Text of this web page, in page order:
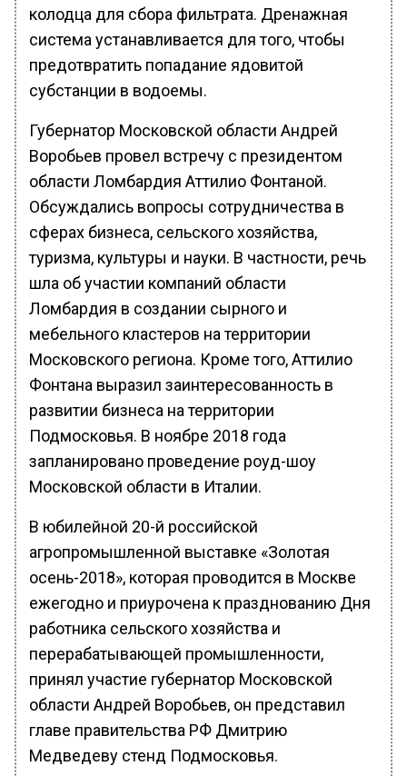
колодца для сбора фильтрата. Дренажная
система устанавливается для того, чтобы
предотвратить попадание ядовитой
субстанции в водоемы.
Губернатор Московской области Андрей
Воробьев провел встречу с президентом
области Ломбардия Аттилио Фонтаной.
Обсуждались вопросы сотрудничества в
сферах бизнеса, сельского хозяйства,
туризма, культуры и науки. В частности, речь
шла об участии компаний области
Ломбардия в создании сырного и
мебельного кластеров на территории
Московского региона. Кроме того, Аттилио
Фонтана выразил заинтересованность в
развитии бизнеса на территории
Подмосковья. В ноябре 2018 года
запланировано проведение роуд-шоу
Московской области в Италии.
В юбилейной 20-й российской
агропромышленной выставке «Золотая
осень-2018», которая проводится в Москве
ежегодно и приурочена к празднованию Дня
работника сельского хозяйства и
перерабатывающей промышленности,
принял участие губернатор Московской
области Андрей Воробьев, он представил
главе правительства РФ Дмитрию
Медведеву стенд Подмосковья.